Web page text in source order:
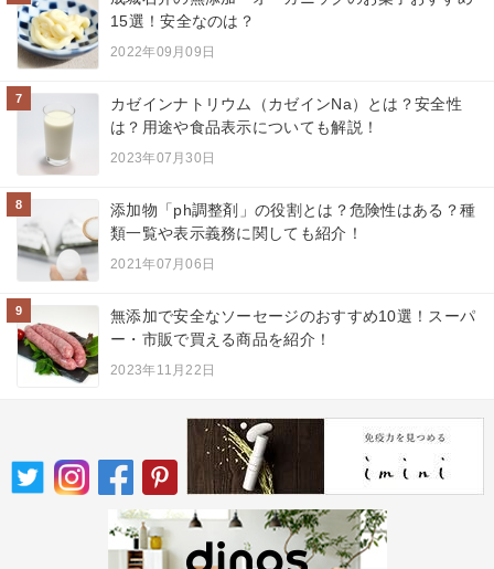
15選！安全なのは？
2022年09月09日
7
カゼインナトリウム（カゼインNa）とは？安全性
は？用途や食品表示についても解説！
2023年07月30日
8
添加物「ph調整剤」の役割とは？危険性はある？種
類一覧や表示義務に関しても紹介！
2021年07月06日
9
無添加で安全なソーセージのおすすめ10選！スーパ
ー・市販で買える商品を紹介！
2023年11月22日